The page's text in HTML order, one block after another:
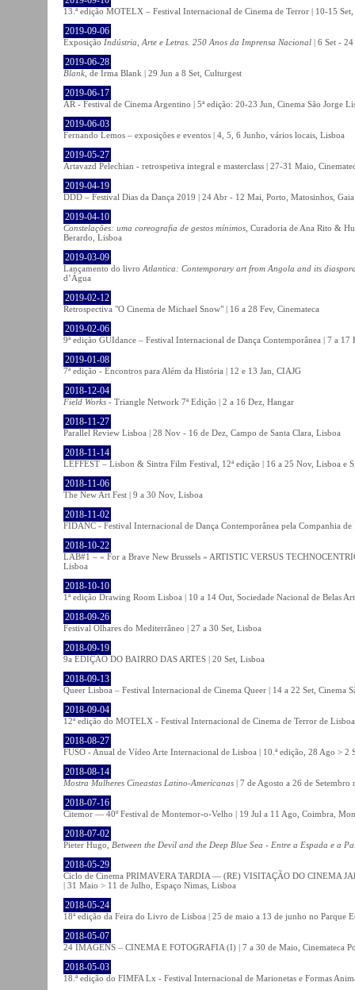
13.ª edição MOTELX – Festival Internacional de Cinema de Terror | 10-15
2019-09-06
Exposição Indústria, Arte e Letras. 250 Anos da Imprensa Nacional | 6 Set -
2019-06-28
Blank , de Irma Blank | 29 Jun a 8 Set, Culturgest
2019-06-17
AR - Festival de Cinema Argentino | 5ª edição: 20-23 Jun, Cinema São Jorge
2019-06-03
Fernando Lemos – exposições e eventos | 4, 5, 6 Junho, vários locais, Lisboa
2019-05-27
Artavazd Pelechian - retrospetiva integral e masterclass | 27-31 Maio,
2019-04-19
DDD – Festival Dias da Dança 2019 | 24 Abr - 12 Mai, Porto, Matosinhos, Gaia
2019-04-10
Constelações: uma coreografia de gestos mínimos , Curadoria de Ana Rito &
Berardo, Lisboa
2019-03-09
Lançamento do livro Atlantica: Contemporary art from Angola and its
d’Água
2019-02-12
Retrospectiva "O Cinema de Michael Snow" | 16 a 28 Fev, Cinemateca
2019-02-06
9ª edição GUIdance – Festival Internacional de Dança Contemporânea | 7 a 17
2019-01-08
7ª edição - Encontros para Além da História | 12 e 13 Jan, CIAJG
2018-12-04
Field Works - Triangle Network 7ª Edição | 2 a 16 Dez, Hangar
2018-11-27
Parallel Review Lisboa | 28 Nov - 16 de Dez, Campo de Santa Clara, Lisboa
2018-11-14
LEFFEST – Lisbon & Sintra Film Festival, 12ª edição | 16 a 25 Nov, Lisboa e
2018-11-06
The New Art Fest | 9 a 30 Nov, Lisboa
2018-11-02
FIDANC - Festival Internacional de Dança Contemporânea pela Companhia
2018-10-22
LAB#1 – « For a Brave New Brussels » ARTISTIC VERSUS
Lisboa
2018-10-10
1ª edição Drawing Room Lisboa | 10 a 14 Out, Sociedade Nacional de Belas
2018-09-26
Festival Olhares do Mediterrâneo | 27 a 30 Set, Lisboa
2018-09-19
9a EDIÇÃO DO BAIRRO DAS ARTES | 20 Set, Lisboa
2018-09-13
Queer Lisboa – Festival Internacional de Cinema Queer | 14 a 22 Set, Cinema
2018-09-04
12ª edição do MOTELX - Festival Internacional de Cinema de Terror de
2018-08-27
FUSO - Anual de Vídeo Arte Internacional de Lisboa | 10.ª edição, 28 Ago > 2
2018-08-14
Mostra Mulheres Cineastas Latino-Americanas | 7 de Agosto a 26 de Setembro
2018-07-16
Citemor — 40º Festival de Montemor-o-Velho | 19 Jul a 11 Ago, Coimbra,
2018-07-02
Pieter Hugo, Between the Devil and the Deep Blue Sea - Entre a Espada e a
2018-05-29
Ciclo de Cinema PRIMAVERA TARDIA — (RE) VISITAÇÃO DO CINEMA
| 31 Maio > 11 de Julho, Espaço Nimas, Lisboa
2018-05-24
18ª edição da Feira do Livro de Lisboa | 25 de maio a 13 de junho no Parque
2018-05-07
24 IMAGENS – CINEMA E FOTOGRAFIA (I) | 7 a 30 de Maio, Cinemateca
2018-05-03
18.ª edição do FIMFA Lx - Festival Internacional de Marionetas e Formas